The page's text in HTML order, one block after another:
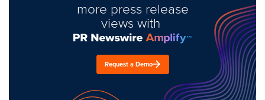
more press release
views with
Request a Demo